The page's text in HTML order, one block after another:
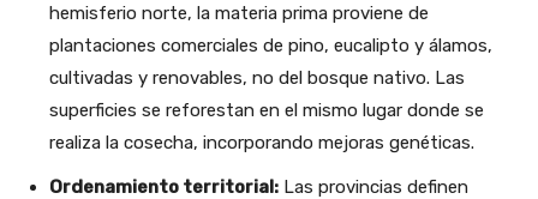
hemisferio norte, la materia prima proviene de
plantaciones comerciales de pino, eucalipto y álamos,
cultivadas y renovables, no del bosque nativo. Las
superficies se reforestan en el mismo lugar donde se
realiza la cosecha, incorporando mejoras genéticas.
Ordenamiento territorial: Las provincias definen